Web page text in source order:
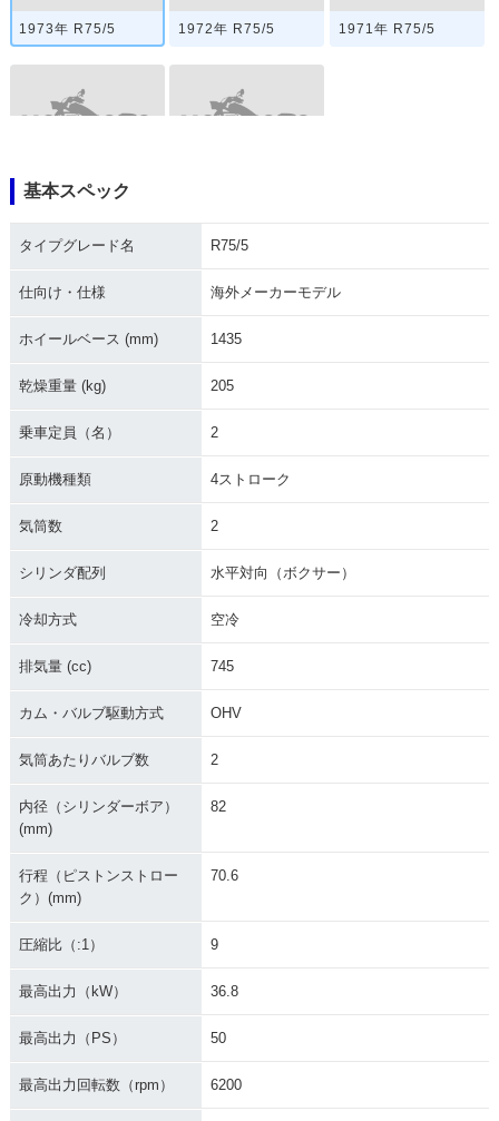
1973年 R75/5 1972年 R75/5 1971年 R75/5
1970年 R75/5
基本スペック
タイプグレード名 R75/5
仕向け・仕様 海外メーカーモデル
ホイールベース (mm) 1435
乾燥重量 (kg) 205
乗車定員（名） 2
原動機種類 4ストローク
気筒数 2
シリンダ配列 水平対向（ボクサー）
冷却方式 空冷
排気量 (cc) 745
カム・バルブ駆動方式 OHV
気筒あたりバルブ数 2
内径（シリンダーボア）
(mm)
82
行程（ピストンストロー
ク）(mm)
70.6
圧縮比（:1） 9
最高出力（kW） 36.8
最高出力（PS） 50
最高出力回転数（rpm） 6200